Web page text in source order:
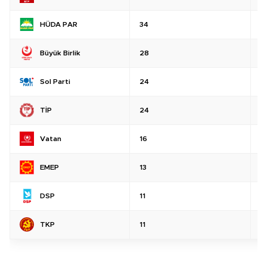
HÜDA PAR 34
Büyük Birlik 28
Sol Parti 24
TİP 24
Vatan 16
EMEP 13
DSP 11
TKP 11